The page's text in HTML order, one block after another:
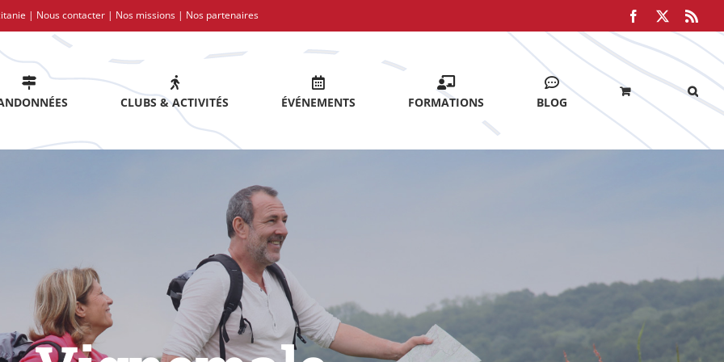
| Nous contacter | Nos missions | Nos partenaires Facebook
CLUBS & ACTIVITÉS ÉVÉNEMENTS FORMATIONS BLOG